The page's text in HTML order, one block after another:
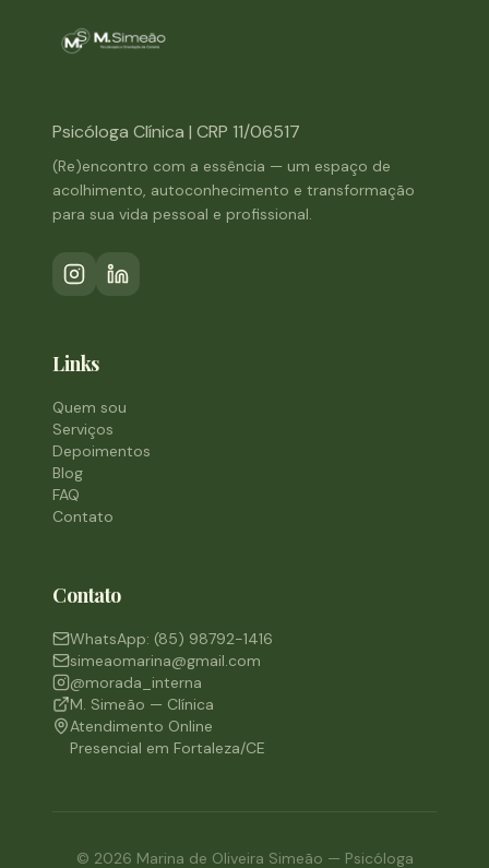
Psicóloga Clínica | CRP 11/06517
(Re)encontro com a essência — um espaço de
acolhimento, autoconhecimento e transformação
para sua vida pessoal e profissional.
Links
Quem sou
Serviços
Depoimentos
Blog
FAQ
Contato
Contato
WhatsApp: (85) 98792-1416
simeaomarina@gmail.com
@morada_interna
M. Simeão — Clínica
Atendimento Online
Presencial em Fortaleza/CE
© 2026 Marina de Oliveira Simeão — Psicóloga